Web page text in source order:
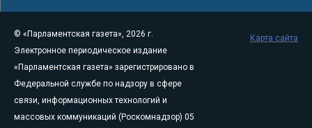
© «Парламентская газета», 2026 г.
Электронное периодическое издание
«Парламентская газета» зарегистрировано в
Федеральной службе по надзору в сфере
связи, информационных технологий и
массовых коммуникаций (Роскомнадзор) 05
Карта сайта